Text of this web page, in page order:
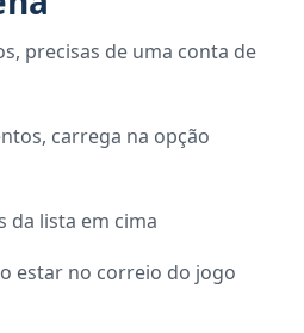
precisas de uma conta de
carrega na opção
da lista em cima
estar no correio do jogo